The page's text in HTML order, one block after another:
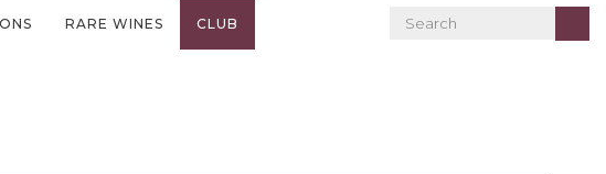
RARE WINES CLUB